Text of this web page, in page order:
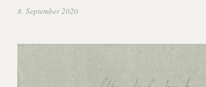
8. September 2020